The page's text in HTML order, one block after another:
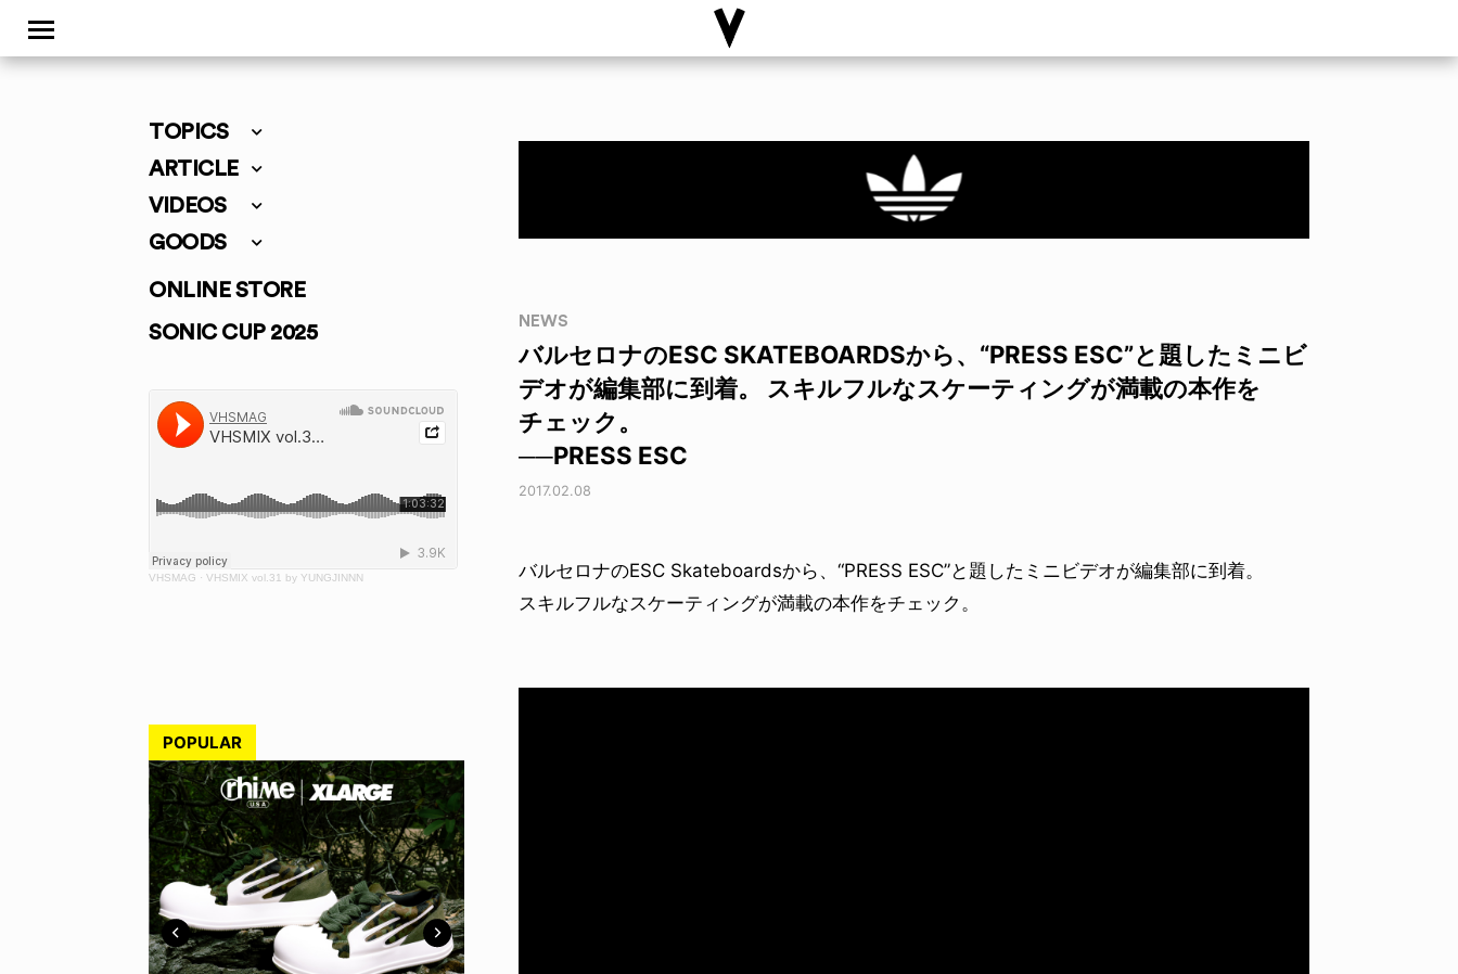
TOPICS
ARTICLE
VIDEOS
GOODS
ONLINE STORE
SONIC CUP 2025
VHSMAG · VHSMIX vol.31 by YUNGJINNN
POPULAR
NEWS
バルセロナのESC SKATEBOARDSから、“PRESS ESC”と題したミニビ
デオが編集部に到着。 スキルフルなスケーティングが満載の本作を
チェック。
──PRESS ESC
2017.02.08
バルセロナのESC Skateboardsから、“PRESS ESC”と題したミニビデオが編集部に到着。
スキルフルなスケーティングが満載の本作をチェック。